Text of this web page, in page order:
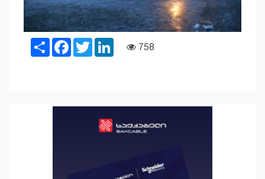
ShareFacebook
TwitterLinkedIn
758